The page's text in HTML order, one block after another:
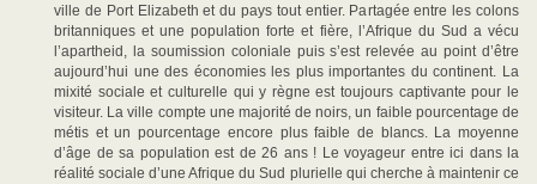
ville de Port Elizabeth et du pays tout entier. Partagée entre les colons
britanniques et une population forte et fière, l’Afrique du Sud a vécu
l’apartheid, la soumission coloniale puis s’est relevée au point d’être
aujourd’hui une des économies les plus importantes du continent. La
mixité sociale et culturelle qui y règne est toujours captivante pour le
visiteur. La ville compte une majorité de noirs, un faible pourcentage de
métis et un pourcentage encore plus faible de blancs. La moyenne
d’âge de sa population est de 26 ans ! Le voyageur entre ici dans la
réalité sociale d’une Afrique du Sud plurielle qui cherche à maintenir ce